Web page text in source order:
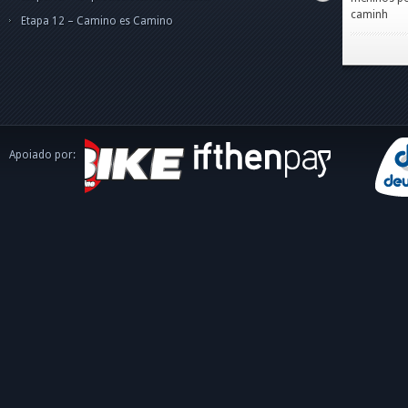
Etapa 12 – Camino es Camino
Apoiado por: